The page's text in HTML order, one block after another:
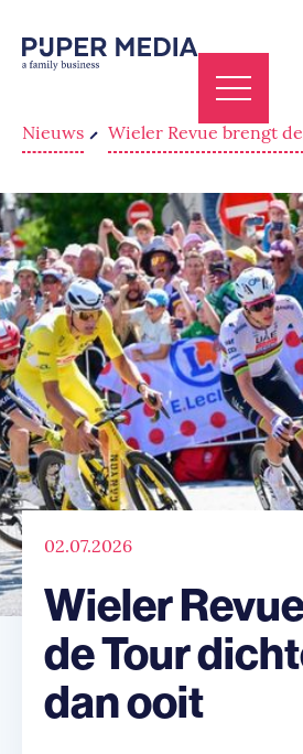
Nieuws Wieler Revue brengt
02.07.2026
Wieler
de Tour
dan ooit